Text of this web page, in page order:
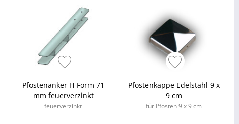
Pfostenanker H-Form 71
mm feuerverzinkt
feuerverzinkt
Pfostenkappe Edelstahl 9 x
9 cm
für Pfosten 9 x 9 cm